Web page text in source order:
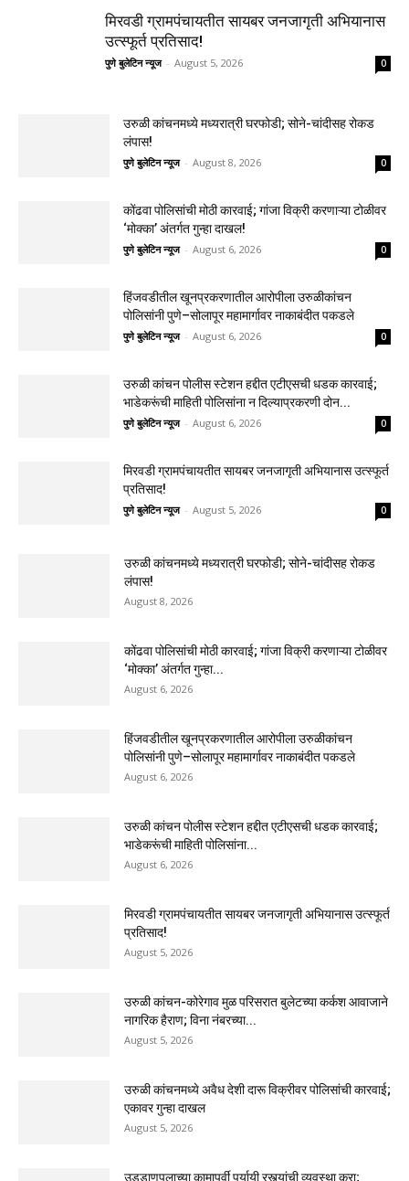
मिरवडी ग्रामपंचायतीत सायबर जनजागृती अभियानास
उत्स्फूर्त प्रतिसाद!
पुणे बुलेटिन न्यूज - August 5, 2026 0
उरुळी कांचनमध्ये मध्यरात्री घरफोडी; सोने-चांदीसह रोकड
लंपास!
पुणे बुलेटिन न्यूज - August 8, 2026 0
कोंढवा पोलिसांची मोठी कारवाई; गांजा विक्री करणाऱ्या टोळीवर
‘मोक्का’ अंतर्गत गुन्हा दाखल!
पुणे बुलेटिन न्यूज - August 6, 2026 0
हिंजवडीतील खूनप्रकरणातील आरोपीला उरुळीकांचन
पोलिसांनी पुणे–सोलापूर महामार्गावर नाकाबंदीत पकडले
पुणे बुलेटिन न्यूज - August 6, 2026 0
उरुळी कांचन पोलीस स्टेशन हद्दीत एटीएसची धडक कारवाई;
भाडेकरूंची माहिती पोलिसांना न दिल्याप्रकरणी दोन...
पुणे बुलेटिन न्यूज - August 6, 2026 0
मिरवडी ग्रामपंचायतीत सायबर जनजागृती अभियानास उत्स्फूर्त
प्रतिसाद!
पुणे बुलेटिन न्यूज - August 5, 2026 0
उरुळी कांचनमध्ये मध्यरात्री घरफोडी; सोने-चांदीसह रोकड
लंपास!
August 8, 2026
कोंढवा पोलिसांची मोठी कारवाई; गांजा विक्री करणाऱ्या टोळीवर
‘मोक्का’ अंतर्गत गुन्हा...
August 6, 2026
हिंजवडीतील खूनप्रकरणातील आरोपीला उरुळीकांचन
पोलिसांनी पुणे–सोलापूर महामार्गावर नाकाबंदीत पकडले
August 6, 2026
उरुळी कांचन पोलीस स्टेशन हद्दीत एटीएसची धडक कारवाई;
भाडेकरूंची माहिती पोलिसांना...
August 6, 2026
मिरवडी ग्रामपंचायतीत सायबर जनजागृती अभियानास उत्स्फूर्त
प्रतिसाद!
August 5, 2026
उरुळी कांचन-कोरेगाव मुळ परिसरात बुलेटच्या कर्कश आवाजाने
नागरिक हैराण; विना नंबरच्या...
August 5, 2026
उरुळी कांचनमध्ये अवैध देशी दारू विक्रीवर पोलिसांची कारवाई;
एकावर गुन्हा दाखल
August 5, 2026
उड्डाणपुलाच्या कामापूर्वी पर्यायी रस्त्यांची व्यवस्था करा;